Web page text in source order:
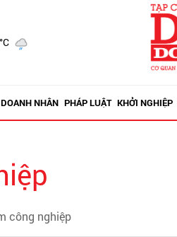
DOANH NHÂN PHÁP LUẬT KHỞI NGHIỆP
công nghiệp